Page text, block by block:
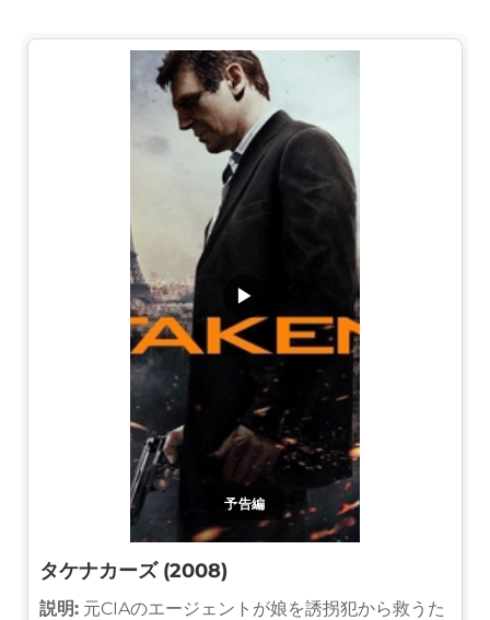
予告編
▶
タケナカーズ (2008)
説明: 元CIAのエージェントが娘を誘拐犯から救うた